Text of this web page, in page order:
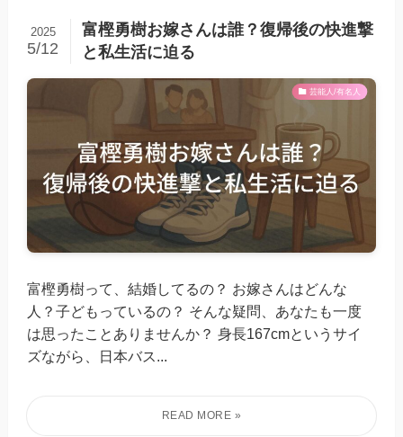
富樫勇樹お嫁さんは誰？復帰後の快進撃
と私生活に迫る
2025
5/12
芸能人/有名人
富樫勇樹って、結婚してるの？ お嫁さんはどんな
人？子どもっているの？ そんな疑問、あなたも一度
は思ったことありませんか？ 身長167cmというサイ
ズながら、日本バス...